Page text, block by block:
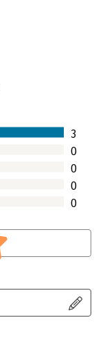
3
0
0
0
0